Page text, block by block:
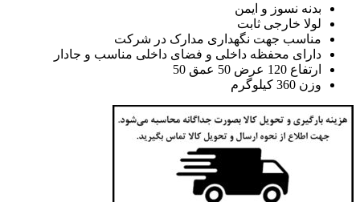
بدنه نسوز و ایمن
لولا خارجی ثابت
مناسب جهت نگهداری مدارک در شرکت
دارای محفظه داخلی و فضای داخلی مناسب و جادار
ارتفاع 120 عرض 50 عمق 50
وزن 360 کیلوگرم